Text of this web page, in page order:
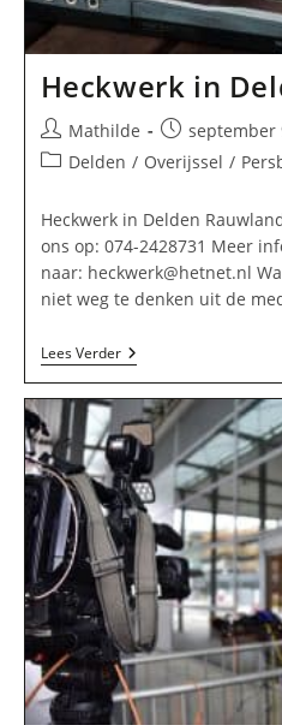
Heckwerk in
Bericht
auteur:
Mathilde
Bericht
gepubliceerd
september
Berichtcategorie:
Delden / Overijssel /
Heckwerk in Delden
ons op: 074-2428731 Meer
naar: heckwerk@hetnet.nl
niet weg te denken uit de
Lees VerderHeckwerk
In